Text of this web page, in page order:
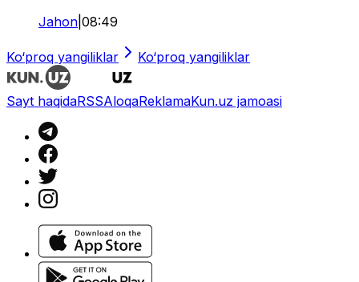
Jahon 08:49
Ko‘proq yangiliklar Ko‘proq yangiliklar
Sayt haqidaRSSAloqaReklamaKun.uz jamoasi